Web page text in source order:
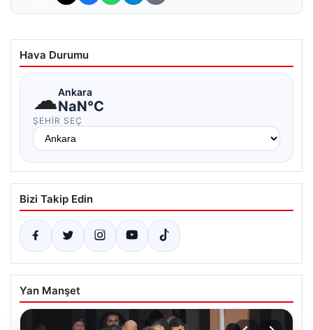
Hava Durumu
☁Ankara
NaN°C
ŞEHIR SEÇ
Bizi Takip Edin
Yan Manşet